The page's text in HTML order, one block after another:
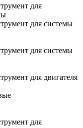
для
для системы
для системы
для двигателя
для